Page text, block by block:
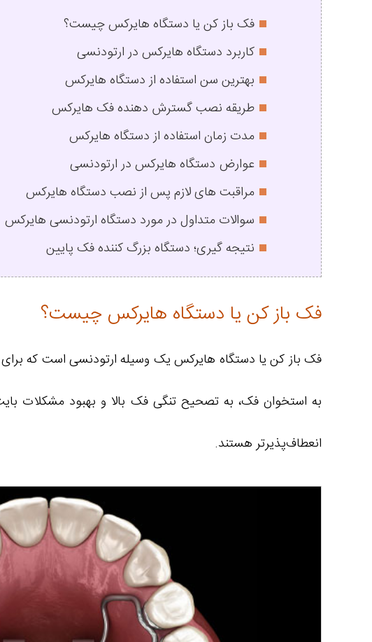
فک باز کن یا دستگاه هایرکس چیست؟
کاربرد دستگاه هایرکس در ارتودنسی
بهترین سن استفاده از دستگاه هایرکس
طریقه نصب گسترش دهنده فک هایرکس
مدت زمان استفاده از دستگاه هایرکس
عوارض دستگاه هایرکس در ارتودنسی
مراقبت های لازم پس از نصب دستگاه هایرکس
سوالات متداول در مورد دستگاه ارتودنسی هایرکس
نتیجه گیری؛ دستگاه بزرگ کننده فک پایین
فک باز کن یا دستگاه هایرکس چیست؟
فک باز کن یا دستگاه هایرکس یک وسیله ارتودنسی است که
به استخوان فک، به تصحیح تنگی فک بالا و بهبود مشکلات
انعطاف‌پذیرتر هستند.